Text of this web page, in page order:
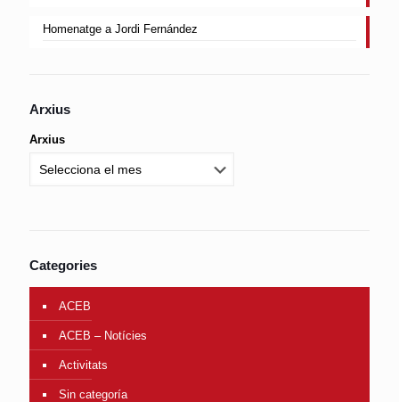
Homenatge a Jordi Fernández
Arxius
Arxius
Categories
ACEB
ACEB – Notícies
Activitats
Sin categoría